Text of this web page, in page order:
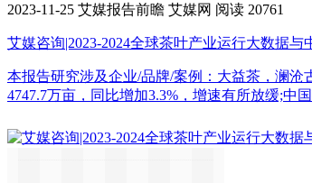
2023-11-25 艾媒报告前瞻 艾媒网 阅读 20761
艾媒咨询|2023-2024全球茶叶产业运行大数据
本报告研究涉及企业/品牌/案例：大益茶，澜
4747.7万亩，同比增加3.3%，增速有所放缓;中